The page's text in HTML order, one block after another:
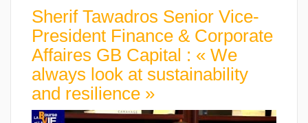
Sherif Tawadros Senior Vice-
President Finance & Corporate
Affaires GB Capital : « We
always look at sustainability
and resilience »